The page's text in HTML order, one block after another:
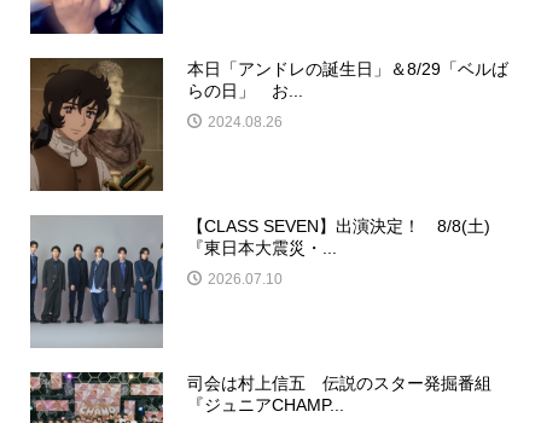
本日「アンドレの誕生日」＆8/29「ベルば
らの日」 お...
2024.08.26
【CLASS SEVEN】出演決定！ 8/8(土)
『東日本大震災・...
2026.07.10
司会は村上信五 伝説のスター発掘番組
『ジュニアCHAMP...